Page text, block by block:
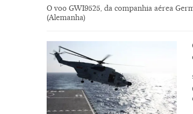
O voo GWI9525, da companhia aérea
(Alemanha)